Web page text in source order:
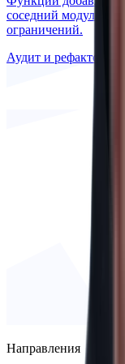
соседний модуль.
ограничений.
Аудит и рефакторинг
Направления